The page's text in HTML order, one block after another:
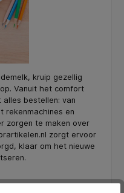
kruip gezellig
Vanuit het comfort
alles bestellen: van
rekenmachines en
zorgen te maken over
zorgt ervoor
klaar om het nieuwe